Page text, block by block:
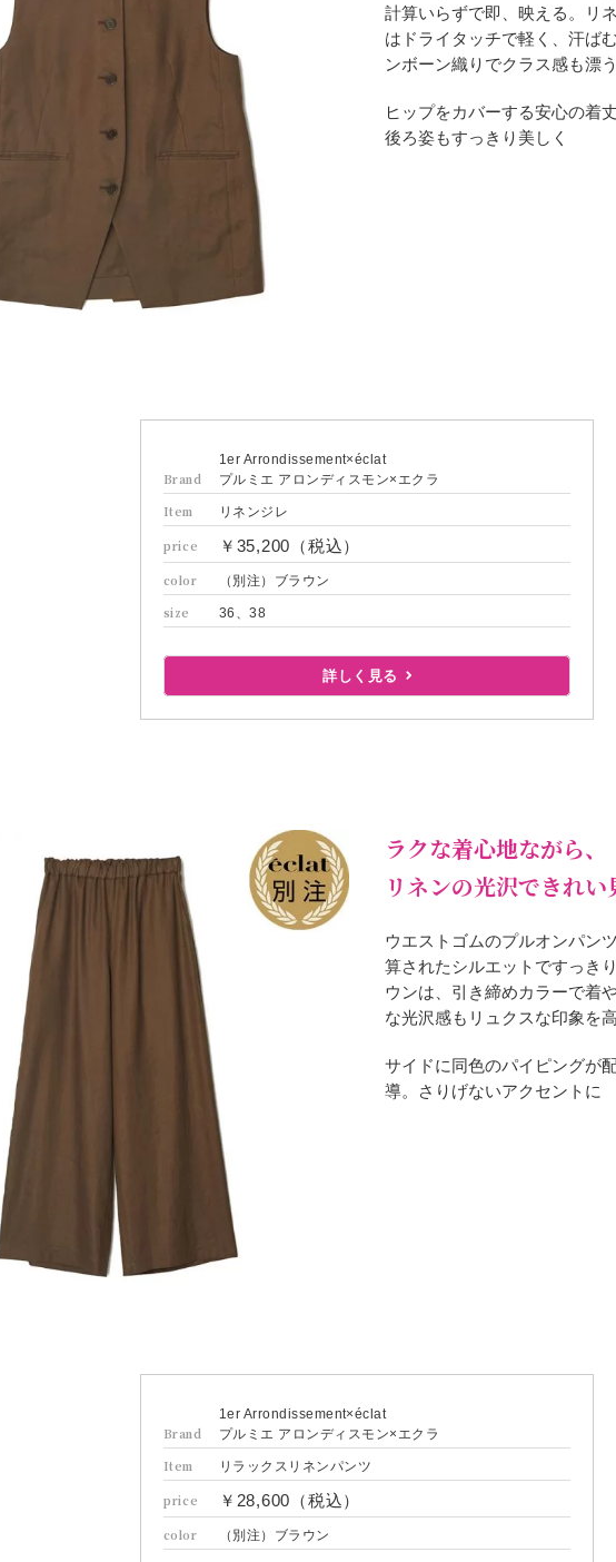
計算いらずで即、映える。リ
はドライタッチで軽く、汗ば
ンボーン織りでクラス感も漂
ヒップをカバーする安心の着
後ろ姿もすっきり美しく
Brand
1er Arrondissement×éclat
プルミエ アロンディスモン×エクラ
Item リネンジレ
price ￥35,200（税込）
color （別注）ブラウン
size 36、38
詳しく見る
ラクな着心地ながら、
リネンの光沢できれい
ウエストゴムのプルオンパン
算されたシルエットですっき
ウンは、引き締めカラーで着
な光沢感もリュクスな印象を
サイドに同色のパイピングが
導。さりげないアクセントに
Brand
1er Arrondissement×éclat
プルミエ アロンディスモン×エクラ
Item リラックスリネンパンツ
price ￥28,600（税込）
color （別注）ブラウン